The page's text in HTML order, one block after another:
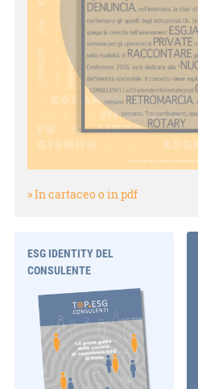
» In cartaceo o in pdf
ESG IDENTITY DEL
CONSULENTE